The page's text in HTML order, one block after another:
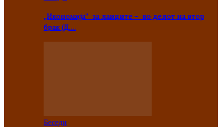
„Икономија“ за лаиците – во делот на втор
брак (Д….
Беседи